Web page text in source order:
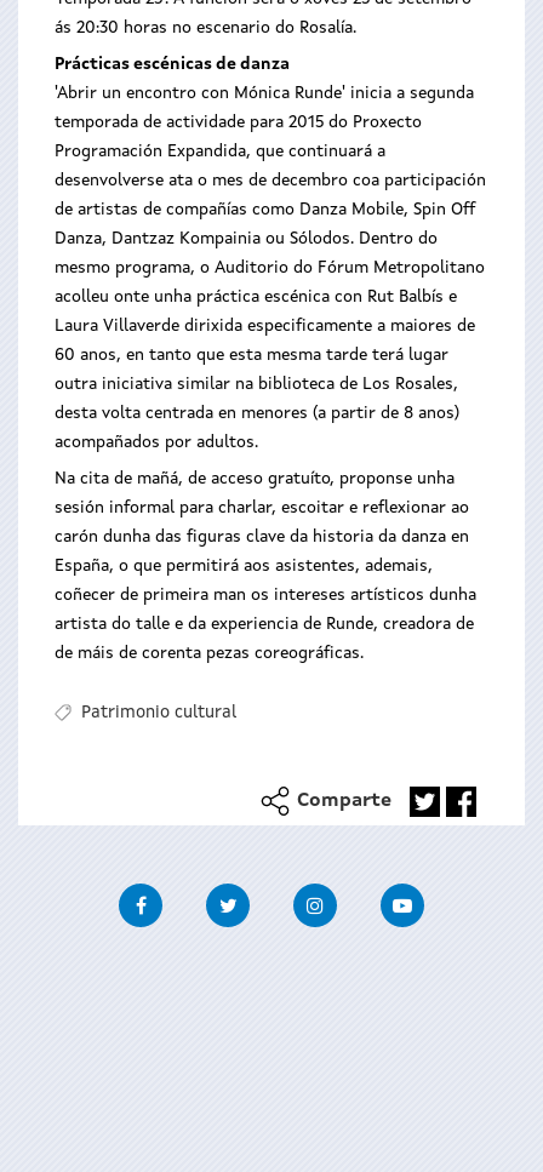
ás 20:30 horas no escenario do Rosalía.
Prácticas escénicas de danza
'Abrir un encontro con Mónica Runde' inicia a segunda
temporada de actividade para 2015 do Proxecto
Programación Expandida, que continuará a
desenvolverse ata o mes de decembro coa participación
de artistas de compañías como Danza Mobile, Spin Off
Danza, Dantzaz Kompainia ou Sólodos. Dentro do
mesmo programa, o Auditorio do Fórum Metropolitano
acolleu onte unha práctica escénica con Rut Balbís e
Laura Villaverde dirixida especificamente a maiores de
60 anos, en tanto que esta mesma tarde terá lugar
outra iniciativa similar na biblioteca de Los Rosales,
desta volta centrada en menores (a partir de 8 anos)
acompañados por adultos.
Na cita de mañá, de acceso gratuíto, proponse unha
sesión informal para charlar, escoitar e reflexionar ao
carón dunha das figuras clave da historia da danza en
España, o que permitirá aos asistentes, ademais,
coñecer de primeira man os intereses artísticos dunha
artista do talle e da experiencia de Runde, creadora de
de máis de corenta pezas coreográficas.
Patrimonio cultural
Comparte
FacebookTwitter InstagramYoutube